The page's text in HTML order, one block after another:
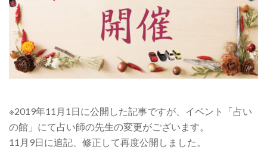
あ
る
車
検、
修
理
と
※2019年11月1日に公開した記事ですが、イベント「占い
の館」にて占い師の先生の変更がございます。
11月9日に追記、修正して再度公開しました。